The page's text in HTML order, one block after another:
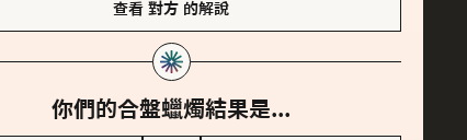
查看 對方 的解說
你們的合盤蠟燭結果是...